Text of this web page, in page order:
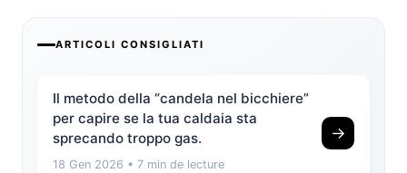
ARTICOLI CONSIGLIATI
Il metodo della “candela nel bicchiere”
per capire se la tua caldaia sta
sprecando troppo gas.
18 Gen 2026 • 7 min de lecture
→